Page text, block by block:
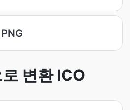
변환 ICO